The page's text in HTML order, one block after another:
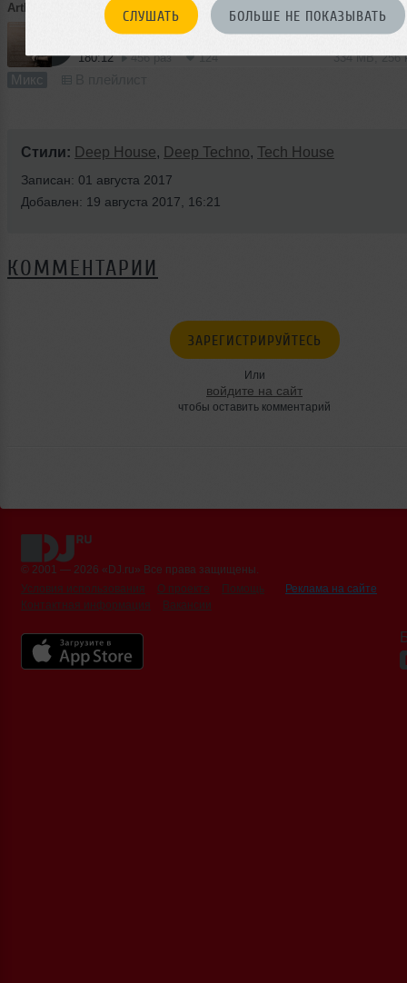
СЛУШАТЬ БОЛЬШЕ НЕ ПОКАЗЫВАТЬ
Arthur Davidson ➝Selected Classic
180:12 456 раз 124 334 MB, 256
Микс
Стили: Deep House, Deep Techno, Tech House
Записан: 01 августа 2017
Добавлен: 19 августа 2017, 16:21
КОММЕНТАРИИ
ЗАРЕГИСТРИРУЙТЕСЬ
Или
войдите на сайт
чтобы оставить комментарий
© 2001 — 2026 «DJ.ru» Все права защищены.
Условия использования
О проекте Помощь
Реклама на сайте
Контактная информация
Вакансии